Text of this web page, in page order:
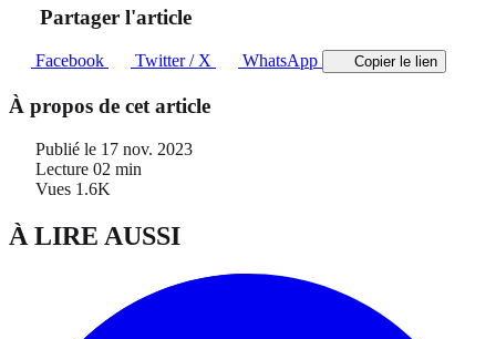
Partager l'article
Facebook Twitter / X WhatsApp Copier le lien
À propos de cet article
Publié le 17 nov. 2023
Lecture 02 min
Vues 1.6K
À LIRE AUSSI